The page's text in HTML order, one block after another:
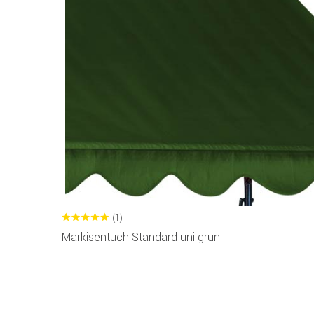
(1)
Markisentuch Standard uni grün